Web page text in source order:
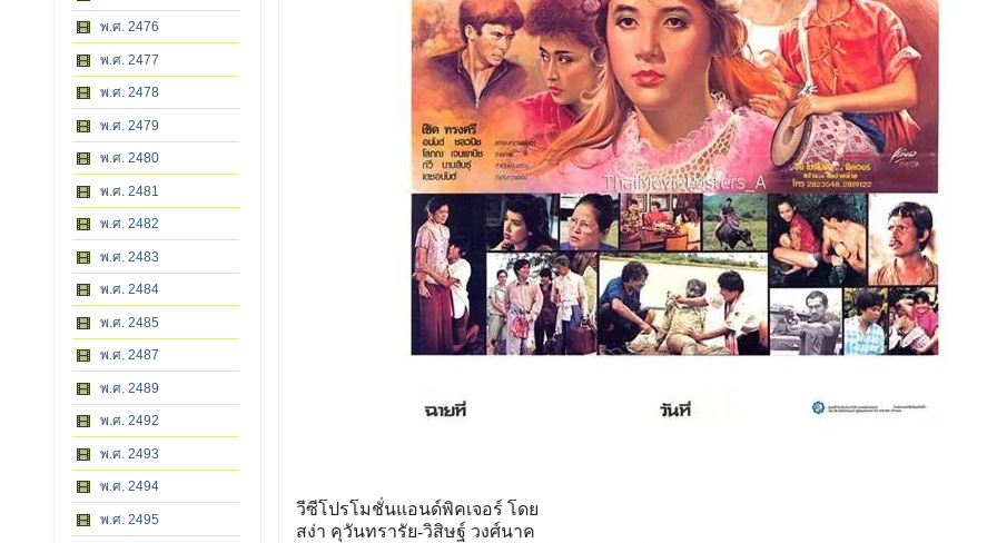
พ.ศ. 2476
พ.ศ. 2477
พ.ศ. 2478
พ.ศ. 2479
พ.ศ. 2480
พ.ศ. 2481
พ.ศ. 2482
พ.ศ. 2483
พ.ศ. 2484
พ.ศ. 2485
พ.ศ. 2487
พ.ศ. 2489
พ.ศ. 2492
พ.ศ. 2493
พ.ศ. 2494
พ.ศ. 2495
วีซีโปรโมชั่นแอนด์พิคเจอร์ โดย
สง่า คุวันทรารัย-วิสิษฐ์ วงศ์นาค